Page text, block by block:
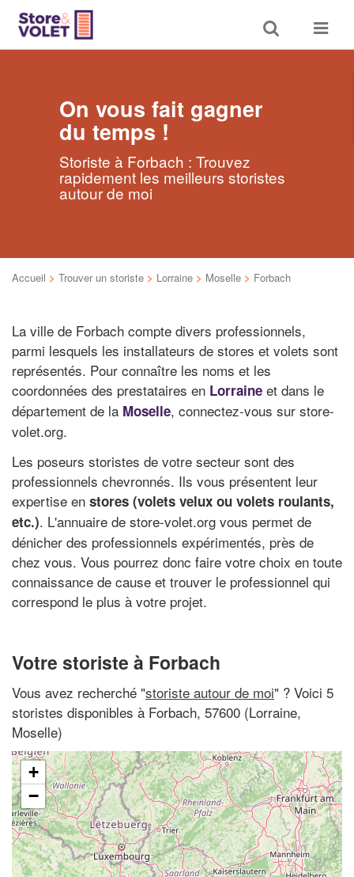
Toggle
search
Toggle
On vous fait gagner
du temps !
Storiste à Forbach : Trouvez
rapidement les meilleurs storistes
autour de moi
Accueil > Trouver un storiste > Lorraine > Moselle > Forbach
La ville de Forbach compte divers professionnels,
parmi lesquels les installateurs de stores et volets sont
représentés. Pour connaître les noms et les
coordonnées des prestataires en Lorraine et dans le
département de la Moselle, connectez-vous sur store-
volet.org.
Les poseurs storistes de votre secteur sont des
professionnels chevronnés. Ils vous présentent leur
expertise en stores (volets velux ou volets roulants,
etc.). L'annuaire de store-volet.org vous permet de
dénicher des professionnels expérimentés, près de
chez vous. Vous pourrez donc faire votre choix en toute
connaissance de cause et trouver le professionnel qui
correspond le plus à votre projet.
Votre storiste à Forbach
Vous avez recherché "storiste autour de moi" ? Voici 5
storistes disponibles à Forbach, 57600 (Lorraine,
Moselle)
+
−